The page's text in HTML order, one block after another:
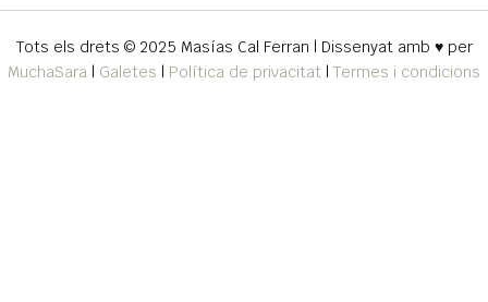
Tots els drets © 2025 Masías Cal Ferran | Dissenyat amb ♥ per
MuchaSara | Galetes | Política de privacitat | Termes i condicions